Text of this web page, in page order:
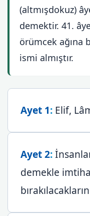
(altmışdokuz)
demektir. 41.
örümcek ağına
ismi almıştır.
Ayet 1: Elif,
Ayet 2:
demekle